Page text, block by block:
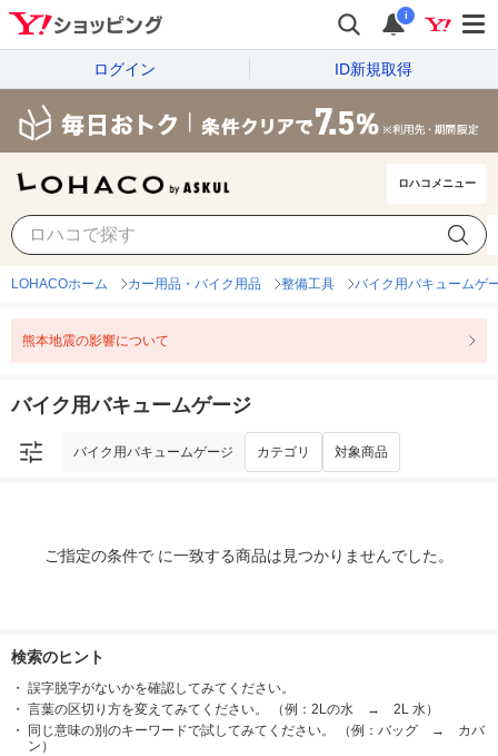
i
ログイン ID新規取得
ロハコメニュー
バイク用バキュームゲージ
LOHACOホーム カー用品・バイク用品 整備工具 バイク用バキュームゲ
熊本地震の影響について
バイク用バキュームゲージ
バイク用バキュームゲージ カテゴリ 対象商品
ご指定の条件で に一致する商品は見つかりませんでした。
検索のヒント
誤字脱字がないかを確認してみてください。
言葉の区切り方を変えてみてください。 （例：2Lの水 → 2L 水）
同じ意味の別のキーワードで試してみてください。 （例：バッグ → カバ
ン）